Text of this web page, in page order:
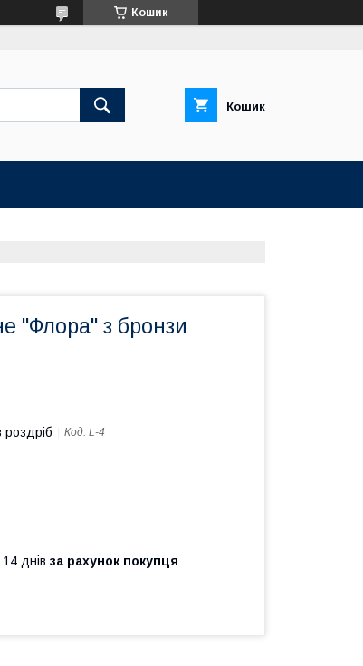
Кошик
Кошик
"Флора" з бронзи
роздріб Код: L-4
днів за рахунок покупця